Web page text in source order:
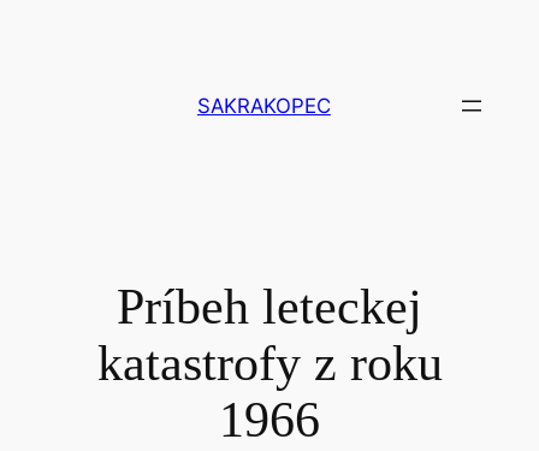
SAKRAKOPEC
Príbeh leteckej
katastrofy z roku
1966